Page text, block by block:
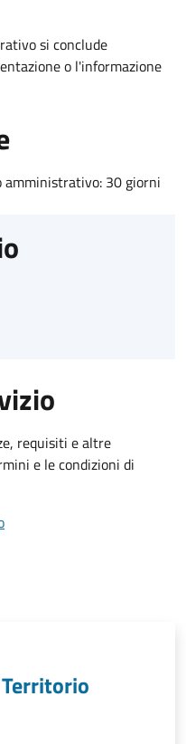
si conclude
o l'informazione
amministrativo: 30 giorni
requisiti e altre
e le condizioni di